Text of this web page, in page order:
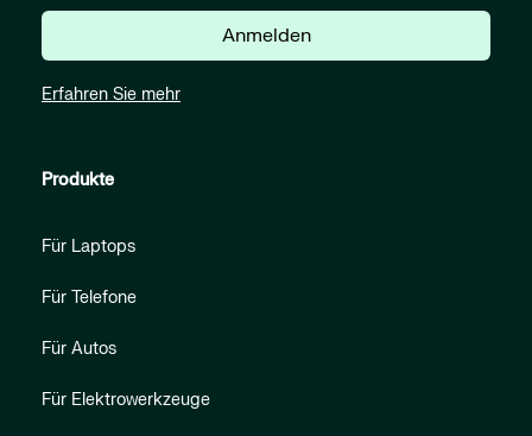
Anmelden
Erfahren Sie mehr
Produkte
Für Laptops
Für Telefone
Für Autos
Für Elektrowerkzeuge